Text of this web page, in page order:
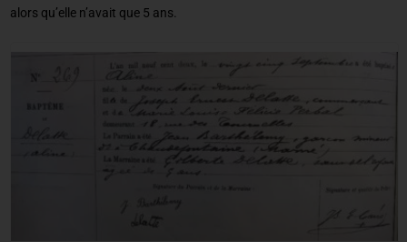
alors qu’elle n’avait que 5 ans.